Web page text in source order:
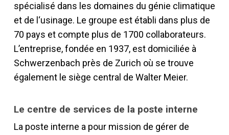
spécialisé dans les domaines du génie climatique
et de l‘usinage. Le groupe est établi dans plus de
70 pays et compte plus de 1700 collaborateurs.
L’entreprise, fondée en 1937, est domiciliée à
Schwerzenbach près de Zurich où se trouve
également le siège central de Walter Meier.
Le centre de services de la poste interne
La poste interne a pour mission de gérer de